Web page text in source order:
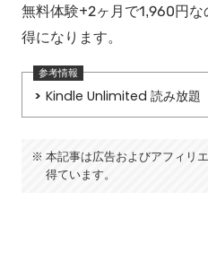
無料体験+2ヶ月で1,960円
得になります。
Kindle Unlimited 読み放題
本記事は広告およびアフィリ
得ています。